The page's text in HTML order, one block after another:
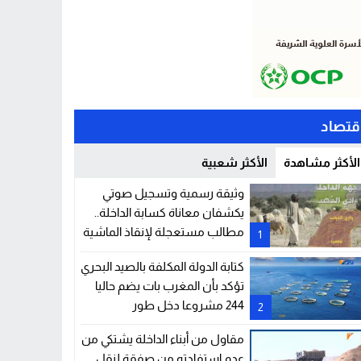
الأكثر مشاهدة الأكثر شعبية
1
وثيقة رسمية وتسجيل صوتي
يكشفان معاناة كسابة الداخلة..
مطالب مستعجلة لإنقاذ الماشية
2
كتابة الدولة المكلفة بالصيد البحري
تؤكد بأن المغرب بات يضم حاليا
244 مشروعا دخل طور
مقاول من أبناء الداخلة يشتكي من
عدم استفادته من صفقة لنقل